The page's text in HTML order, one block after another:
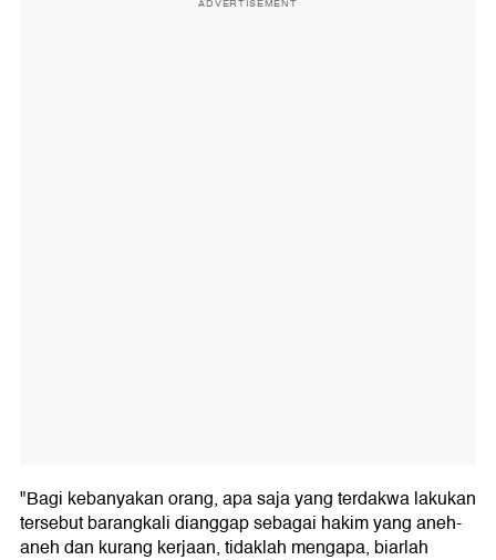
ADVERTISEMENT
"Bagi kebanyakan orang, apa saja yang terdakwa lakukan
tersebut barangkali dianggap sebagai hakim yang aneh-
aneh dan kurang kerjaan, tidaklah mengapa, biarlah